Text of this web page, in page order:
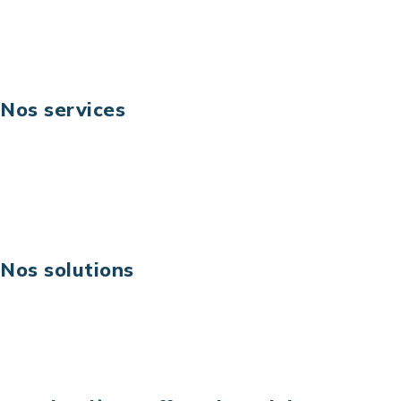
Nos services
Nos solutions